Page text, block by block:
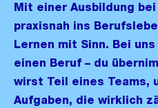
Mit einer Ausbildung
praxisnah ins
Lernen mit Sinn. Bei
einen Beruf – du
wirst Teil eines Teams,
Aufgaben, die wirklich